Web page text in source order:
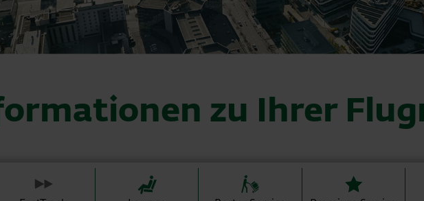
zu Ihrer